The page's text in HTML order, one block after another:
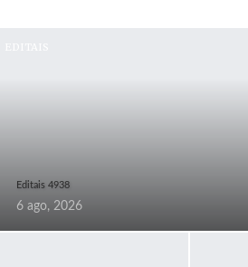
Editais 4938
6 ago, 2026